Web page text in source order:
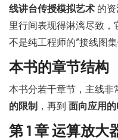
线讲台传授模拟艺术 的
里行间表现得淋漓尽致
不是纯工程师的”接线图
本书的章节结构
本书分若干章节，主线非
的限制 ，再到 面向应用
第 1 章 运算放大